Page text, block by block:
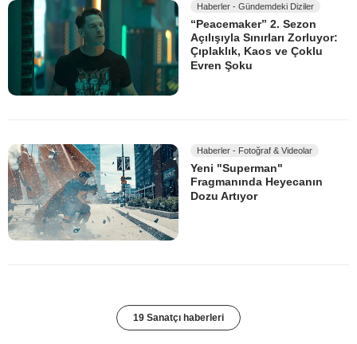
Haberler - Gündemdeki Diziler
“Peacemaker” 2. Sezon
Açılışıyla Sınırları Zorluyor:
Çıplaklık, Kaos ve Çoklu
Evren Şoku
Haberler - Fotoğraf & Videolar
Yeni "Superman"
Fragmanında Heyecanın
Dozu Artıyor
19 Sanatçı haberleri